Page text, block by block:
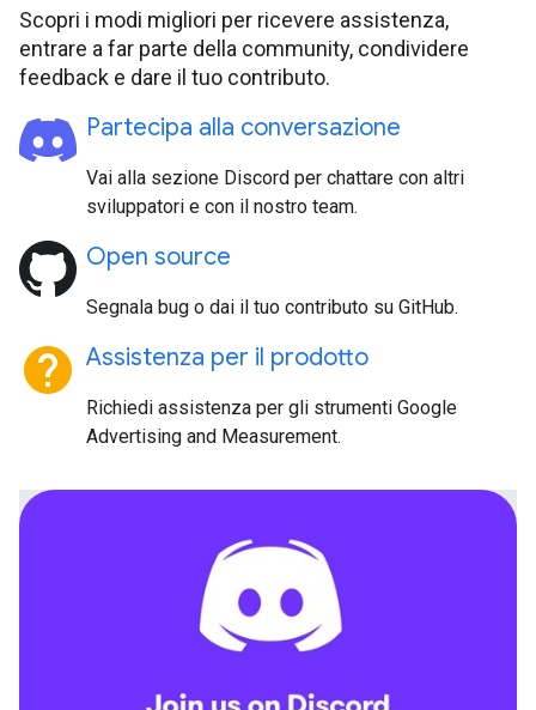
Scopri i modi migliori per ricevere assistenza,
entrare a far parte della community, condividere
feedback e dare il tuo contributo.
Partecipa alla conversazione
Vai alla sezione Discord per chattare con altri
sviluppatori e con il nostro team.
Open source
Segnala bug o dai il tuo contributo su GitHub.
help Assistenza per il prodotto
Richiedi assistenza per gli strumenti Google
Advertising and Measurement.